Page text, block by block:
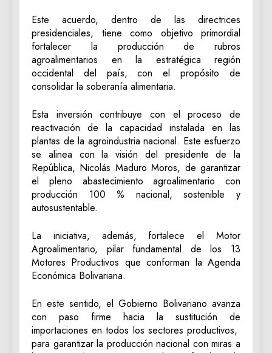
Este acuerdo, dentro de las directrices
presidenciales, tiene como objetivo primordial
fortalecer la producción de rubros
agroalimentarios en la estratégica región
occidental del país, con el propósito de
consolidar la soberanía alimentaria.
Esta inversión contribuye con el proceso de
reactivación de la capacidad instalada en las
plantas de la agroindustria nacional. Este esfuerzo
se alinea con la visión del presidente de la
República, Nicolás Maduro Moros, de garantizar
el pleno abastecimiento agroalimentario con
producción 100 % nacional, sostenible y
autosustentable.
La iniciativa, además, fortalece el Motor
Agroalimentario, pilar fundamental de los 13
Motores Productivos que conforman la Agenda
Económica Bolivariana.
En este sentido, el Gobierno Bolivariano avanza
con paso firme hacia la sustitución de
importaciones en todos los sectores productivos,
para garantizar la producción nacional con miras a